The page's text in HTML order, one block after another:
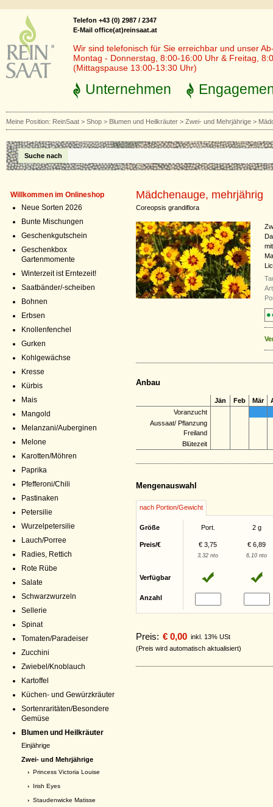
Telefon +43 (0) 2987 / 2347
E-Mail office(at)reinsaat.at
Wir sind telefonisch für Sie erreichbar und unser
Montag - Donnerstag, 8:00-16:00 Uhr & Freitag,
(Mittagspause 13:00-13:30 Uhr)
Unternehmen
Meine Position: ReinSaat > Shop > Blumen und Heilkräuter > Zwei- und Mehrjährige >
Suche nach
Willkommen im Onlineshop
Neue Sorten 2026
Bunte Mischungen
Geschenkgutschein
Geschenkbox
Gartenmomente
Winterzeit ist Erntezeit!
Saatbänder/-scheiben
Bohnen
Erbsen
Knollenfenchel
Gurken
Kohlgewächse
Kresse
Kürbis
Mais
Mangold
Melanzani/Auberginen
Melone
Karotten/Möhren
Paprika
Pfefferoni/Chili
Pastinaken
Petersilie
Wurzelpetersilie
Lauch/Porree
Radies, Rettich
Rote Rübe
Salate
Schwarzwurzeln
Sellerie
Spinat
Tomaten/Paradeiser
Zucchini
Zwiebel/Knoblauch
Kartoffel
Küchen- und Gewürzkräuter
Sortenraritäten/Besondere
Gemüse
Blumen und Heilkräuter
Einjährige
Zwei- und Mehrjährige
› Princess Victoria Louise
› Irish Eyes
› Staudenwicke Matisse
Mädchenauge, mehrjährig
Coreopsis grandiflora
Anbau
Jän Feb Mär
Voranzucht
Aussaat/ Pflanzung
Freiland
Blütezeit
Mengenauswahl
nach Portion/Gewicht
Größe Port. 2 g
Preis/€ € 3,75 € 6,89
3,32 nto 6,10 nto
Verfügbar
Anzahl
Preis: € 0,00 inkl. 13% USt
(Preis wird automatisch aktualisiert)